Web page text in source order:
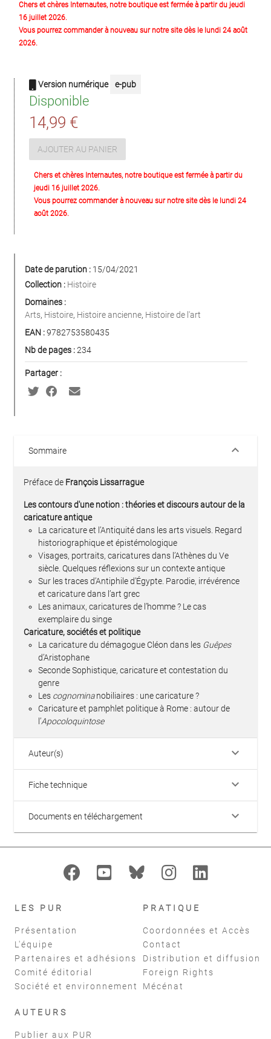
Chers et chères Internautes, notre boutique est fermée à partir du jeudi
16 juillet 2026.
Vous pourrez commander à nouveau sur notre site dès le lundi 24 août
2026.
Version numérique e-pub
Disponible
14,99 €
AJOUTER AU PANIER
Chers et chères Internautes, notre boutique est fermée à partir du
jeudi 16 juillet 2026.
Vous pourrez commander à nouveau sur notre site dès le lundi 24
août 2026.
Date de parution : 15/04/2021
Collection : Histoire
Domaines :
Arts, Histoire, Histoire ancienne, Histoire de l'art
EAN :9782753580435
Nb de pages :234
Partager :
Sommaire keyboard_arrow_down
Préface de François Lissarrague
Les contours d'une notion : théories et discours autour de la
caricature antique
La caricature et l’Antiquité dans les arts visuels. Regard
historiographique et épistémologique
Visages, portraits, caricatures dans l’Athènes du Ve
siècle. Quelques réflexions sur un contexte antique
Sur les traces d’Antiphile d’Égypte. Parodie, irrévérence
et caricature dans l’art grec
Les animaux, caricatures de l’homme ? Le cas
exemplaire du singe
Caricature, sociétés et politique
La caricature du démagogue Cléon dans les Guêpes
d’Aristophane
Seconde Sophistique, caricature et contestation du
genre
Les cognominanobiliaires : une caricature ?
Caricature et pamphlet politique à Rome : autour de
l’Apocoloquintose
Auteur(s) keyboard_arrow_down
Fiche technique keyboard_arrow_down
Documents en téléchargement keyboard_arrow_down
LES PUR
Présentation
L'équipe
Partenaires et adhésions
Comité éditorial
Société et environnement
PRATIQUE
Coordonnées et Accès
Contact
Distribution et diffusion
Foreign Rights
Mécénat
AUTEURS
Publier aux PUR